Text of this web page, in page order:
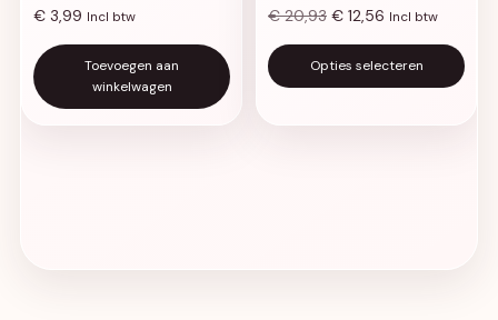
€ 3,99 Incl btw
Toevoegen aan
winkelwagen
€20,93 € 12,56 Incl btw
Opties selecteren